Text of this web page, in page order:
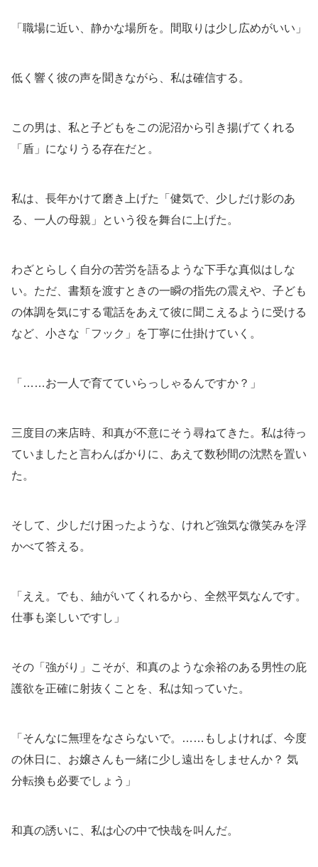
「職場に近い、静かな場所を。間取りは少し広めがいい」
低く響く彼の声を聞きながら、私は確信する。
この男は、私と子どもをこの泥沼から引き揚げてくれる
「盾」になりうる存在だと。
私は、長年かけて磨き上げた「健気で、少しだけ影のあ
る、一人の母親」という役を舞台に上げた。
わざとらしく自分の苦労を語るような下手な真似はしな
い。ただ、書類を渡すときの一瞬の指先の震えや、子ども
の体調を気にする電話をあえて彼に聞こえるように受ける
など、小さな「フック」を丁寧に仕掛けていく。
「……お一人で育てていらっしゃるんですか？」
三度目の来店時、和真が不意にそう尋ねてきた。私は待っ
ていましたと言わんばかりに、あえて数秒間の沈黙を置い
た。
そして、少しだけ困ったような、けれど強気な微笑みを浮
かべて答える。
「ええ。でも、紬がいてくれるから、全然平気なんです。
仕事も楽しいですし」
その「強がり」こそが、和真のような余裕のある男性の庇
護欲を正確に射抜くことを、私は知っていた。
「そんなに無理をなさらないで。……もしよければ、今度
の休日に、お嬢さんも一緒に少し遠出をしませんか？ 気
分転換も必要でしょう」
和真の誘いに、私は心の中で快哉を叫んだ。